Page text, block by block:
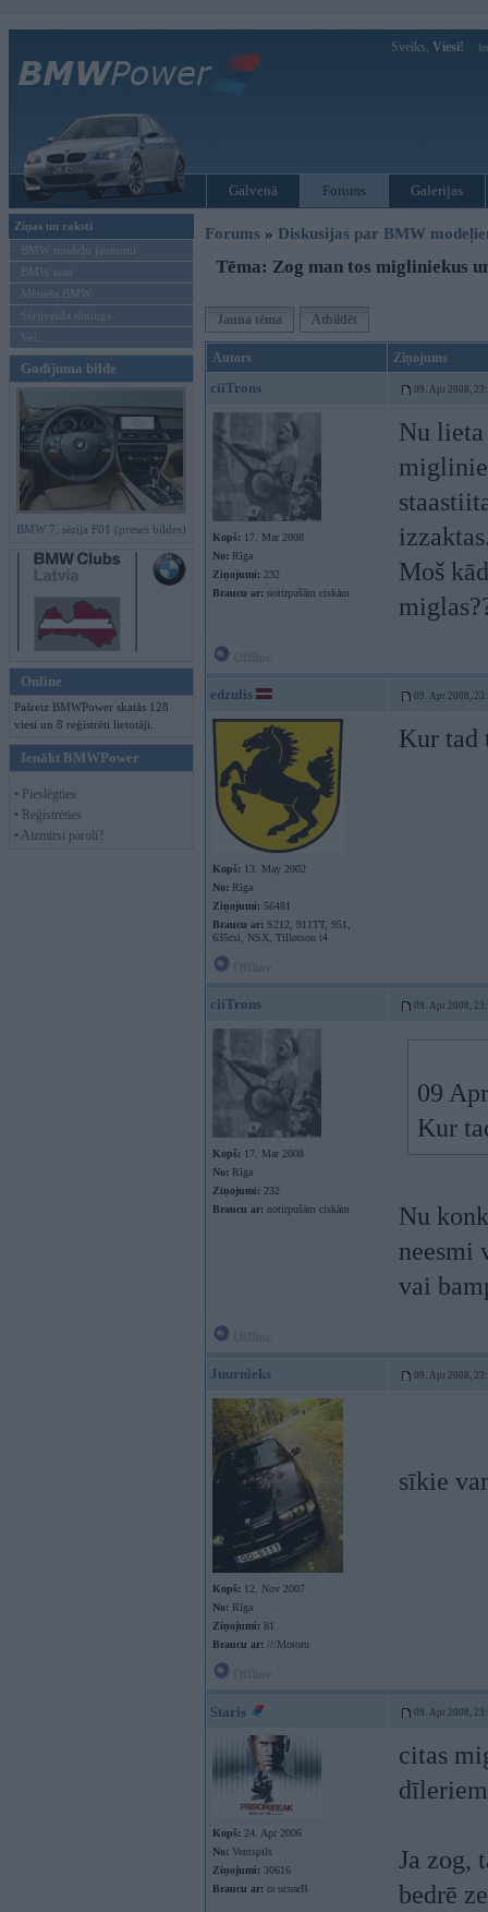
Sveiks, Viesi!
Galvenā Forums Galerijas
Ziņas un raksti
BMW modeļu jaunumi
BMW testi
Mēneša BMW
Sērijveida tūnings
Vel...
Gadījuma bilde
BMW 7. sērija F01 (preses bildes)
Online
Pašreiz BMWPower skatās 128
viesi un 8 reģistrēti lietotāji.
Ienākt BMWPower
• Pieslēgties
• Reģistrēties
• Aizmirsi paroli?
Forums » Diskusijas par BMW
Tēma: Zog man tos migliniekus
Jauna tēma Atbildēt
Autors Ziņojums
ciiTrons 09. Apr 2008,
Kopš: 17. Mar 2008
No: Rīga
Ziņojumi: 232
Braucu ar: notirpušām ciskām
Nu lieta
Moš
edzulis 09. Apr 2008,
Kopš: 13. May 2002
No: Rīga
Ziņojumi: 56481
Braucu ar: S212, 911TT, 951,
635csi, NSX, Tillotson t4
Kur tad
ciiTrons 09. Apr 2008,
Kopš: 17. Mar 2008
No: Rīga
Ziņojumi: 232
Braucu ar: notirpušām ciskām
09
Kur
Nu
neesmi
vai
Juurnieks 09. Apr 2008,
Kopš: 12. Nov 2007
No: Rīga
Ziņojumi: 81
Braucu ar: ///Motoru
sīkie
Staris 09. Apr 2008,
Kopš: 24. Apr 2006
No: Ventspils
Ziņojumi: 30616
Braucu ar: ra ucuarB
citas
Ja zog,
bedrē